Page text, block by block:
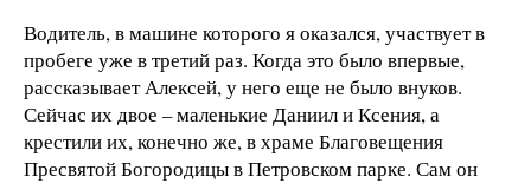
Водитель, в машине которого я оказался, участвует в
пробеге уже в третий раз. Когда это было впервые,
рассказывает Алексей, у него еще не было внуков.
Сейчас их двое – маленькие Даниил и Ксения, а
крестили их, конечно же, в храме Благовещения
Пресвятой Богородицы в Петровском парке. Сам он